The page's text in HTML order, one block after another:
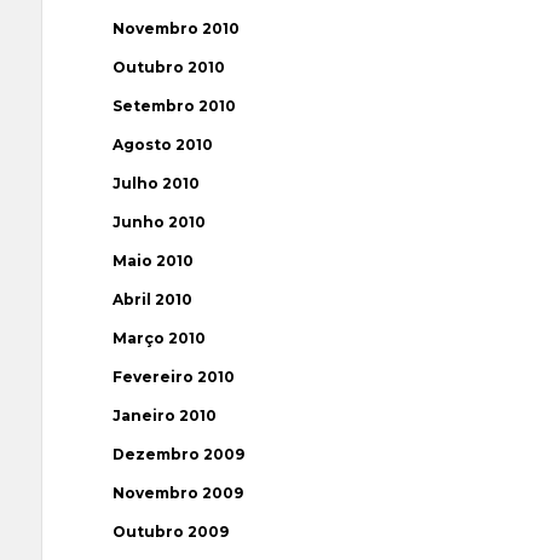
Novembro 2010
Outubro 2010
Setembro 2010
Agosto 2010
Julho 2010
Junho 2010
Maio 2010
Abril 2010
Março 2010
Fevereiro 2010
Janeiro 2010
Dezembro 2009
Novembro 2009
Outubro 2009